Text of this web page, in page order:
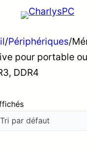
/Périphériques/
pour portable
DDR4